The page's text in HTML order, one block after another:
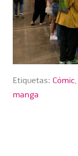
Etiquetas: Cómic,
manga